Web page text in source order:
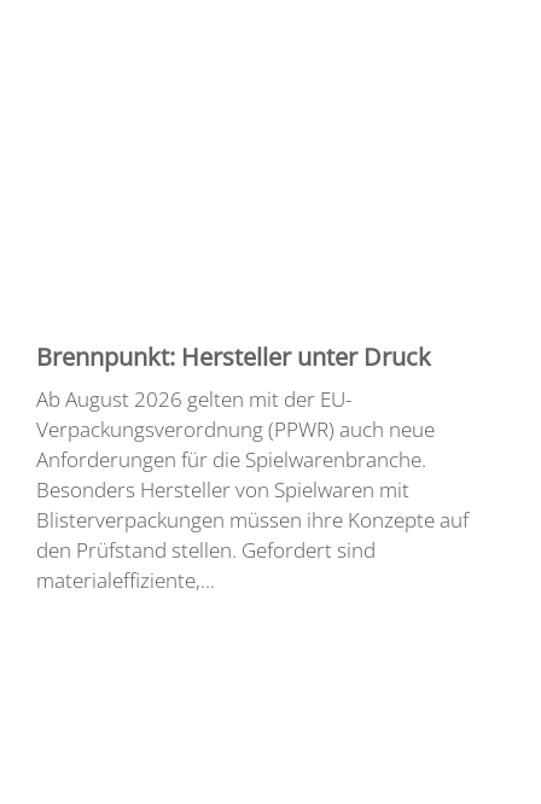
Brennpunkt: Hersteller unter Druck
Ab August 2026 gelten mit der EU-
Verpackungsverordnung (PPWR) auch neue
Anforderungen für die Spielwarenbranche.
Besonders Hersteller von Spielwaren mit
Blisterverpackungen müssen ihre Konzepte auf
den Prüfstand stellen. Gefordert sind
materialeffiziente,...